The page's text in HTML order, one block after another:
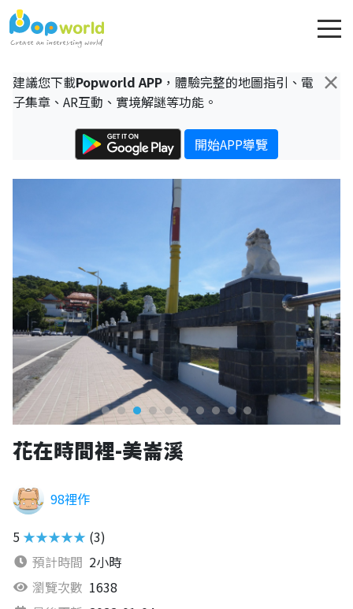
×
建議您下載Popworld APP ，體驗完整的地圖指引、電
子集章、AR互動、實境解謎等功能。
開始APP導覽
花在時間裡-美崙溪
98裡作
5 ★★★★★ (3)
預計時間 2小時
瀏覽次數 1638